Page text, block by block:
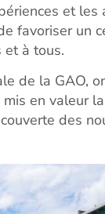
et
favoriser un
et à tous.
de la GAO,
en valeur
des